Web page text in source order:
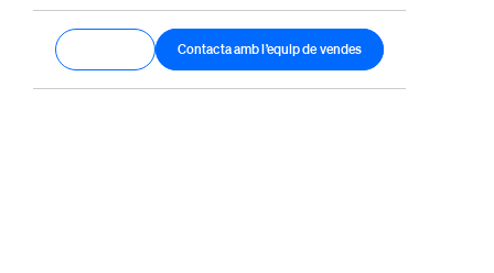
Contacta amb l’equip de vendes